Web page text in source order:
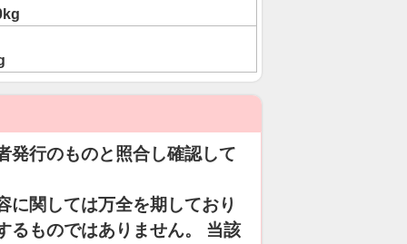
発行のものと照合し確認して
に関しては万全を期しており
るものではありません。 当該